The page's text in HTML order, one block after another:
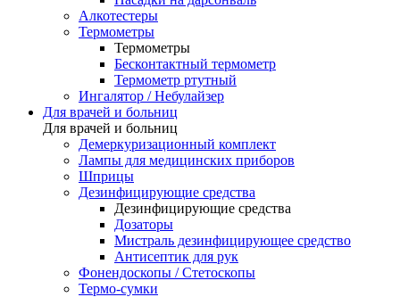
Алкотестеры
Термометры
Термометры
Бесконтактный термометр
Термометр ртутный
Ингалятор / Небулайзер
Для врачей и больниц
Для врачей и больниц
Демеркуризационный комплект
Лампы для медицинских приборов
Шприцы
Дезинфицирующие средства
Дезинфицирующие средства
Дозаторы
Мистраль дезинфицирующее средство
Антисептик для рук
Фонендоскопы / Стетоскопы
Термо-сумки